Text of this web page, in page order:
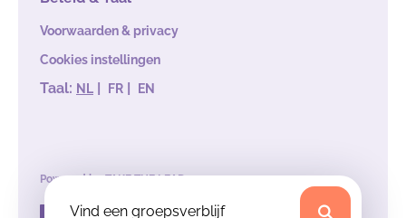
Vind een groepsverblijf
Voorwaarden & privacy
Cookies instellingen
Taal: NL | FR | EN
Powered byTAKE THE LEAD